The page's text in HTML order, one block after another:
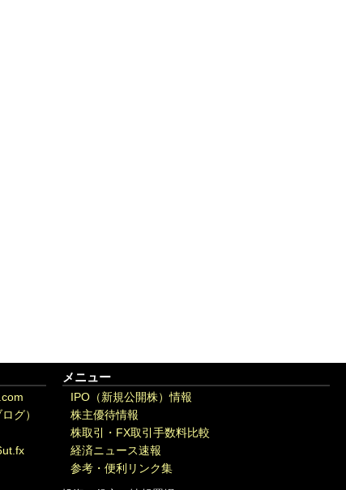
グ）
メニュー
IPO（新規公開株）情報
株主優待情報
株取引・FX取引手数料比較
経済ニュース速報
参考・便利リンク集